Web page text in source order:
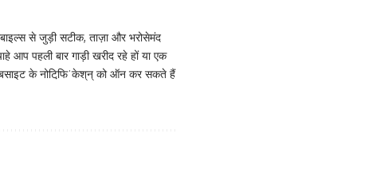
से जुड़ी सटीक, ताज़ा और भरोसेमंद
आप पहली बार गाड़ी खरीद रहे हों या एक
के नोटिफि़ˈकेश्‌न्‌ को ऑन कर सकते हैं